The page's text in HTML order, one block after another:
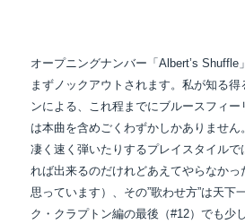
オープニングナンバー「Albert’s Shuffle
まずノックアウトされます。私が知る
ンによる、これ程までにブルースフィ
は本曲を含めごくわずかしかありませ
凄く速く弾いたりするプレイスタイル
れば出来るのだけれどあえてやらなか
思っています）、その”歌わせ方”は天下
ク・クラプトン編の最後（#12）でも少